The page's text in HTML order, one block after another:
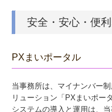
安全・安心・便
PXまいポータル
当事務所は、マイナンバー
リューション「PXまいポー
システムの導入と運用は、